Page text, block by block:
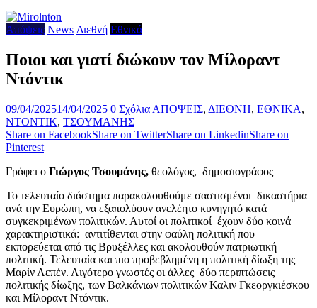
Απόψεις News Διεθνή Εθνικά
Ποιοι και γιατί διώκουν τον Μίλοραντ
Ντόντικ
09/04/202514/04/2025 0 Σχόλια ΑΠΟΨΕΙΣ, ΔΙΕΘΝΗ, ΕΘΝΙΚΑ,
ΝΤΟΝΤΙΚ, ΤΣΟΥΜΑΝΗΣ
Share on FacebookShare on TwitterShare on LinkedinShare on
Pinterest
Γράφει ο Γιώργος Τσουμάνης, θεολόγος, δημοσιογράφος
Το τελευταίο διάστημα παρακολουθούμε σαστισμένοι δικαστήρια
ανά την Ευρώπη, να εξαπολύουν ανελέητο κυνηγητό κατά
συγκεκριμένων πολιτικών. Αυτοί οι πολιτικοί έχουν δύο κοινά
χαρακτηριστικά: αντιτίθενται στην φαύλη πολιτική που
εκπορεύεται από τις Βρυξέλλες και ακολουθούν πατριωτική
πολιτική. Τελευταία και πιο προβεβλημένη η πολιτική δίωξη της
Μαρίν Λεπέν. Λιγότερο γνωστές οι άλλες δύο περιπτώσεις
πολιτικής δίωξης, των Βαλκάνιων πολιτικών Καλιν Γκεοργκιέσκου
και Μίλοραντ Ντόντικ.